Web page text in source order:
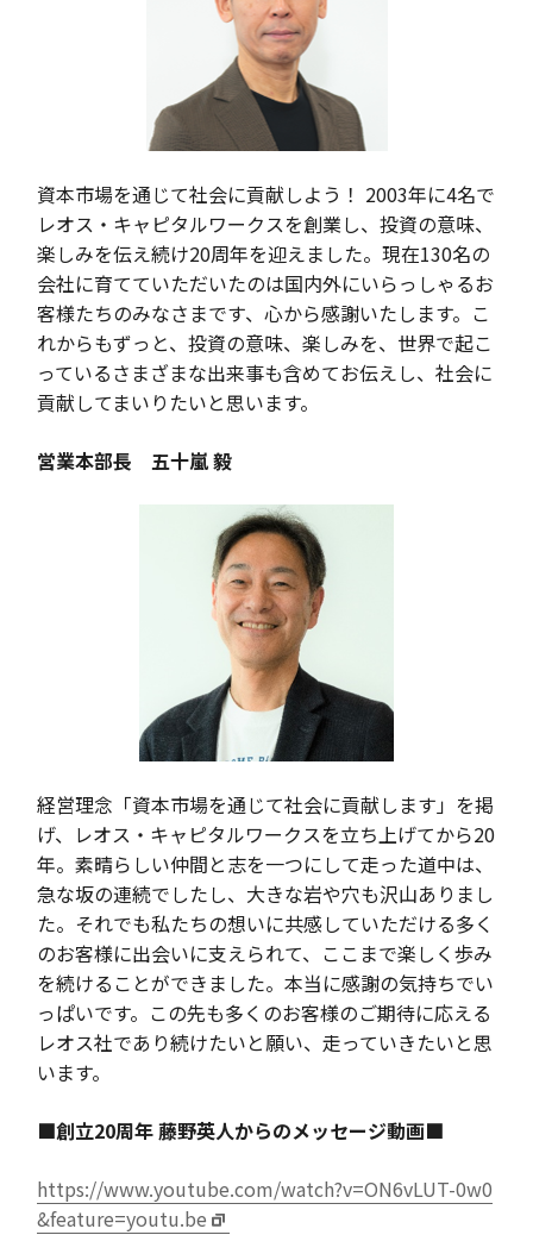
資本市場を通じて社会に貢献しよう！ 2003年に4名で
レオス・キャピタルワークスを創業し、投資の意味、
楽しみを伝え続け20周年を迎えました。現在130名の
会社に育てていただいたのは国内外にいらっしゃるお
客様たちのみなさまです、心から感謝いたします。こ
れからもずっと、投資の意味、楽しみを、世界で起こ
っているさまざまな出来事も含めてお伝えし、社会に
貢献してまいりたいと思います。
営業本部長 五十嵐 毅
経営理念「資本市場を通じて社会に貢献します」を掲
げ、レオス・キャピタルワークスを立ち上げてから20
年。素晴らしい仲間と志を一つにして走った道中は、
急な坂の連続でしたし、大きな岩や穴も沢山ありまし
た。それでも私たちの想いに共感していただける多く
のお客様に出会いに支えられて、ここまで楽しく歩み
を続けることができました。本当に感謝の気持ちでい
っぱいです。この先も多くのお客様のご期待に応える
レオス社であり続けたいと願い、走っていきたいと思
います。
■創立20周年 藤野英人からのメッセージ動画■
https://www.youtube.com/watch?v=ON6vLUT-0w0
&feature=youtu.be